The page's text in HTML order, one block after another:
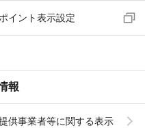
ポイント表示設定
報
供事業者等に関する表示